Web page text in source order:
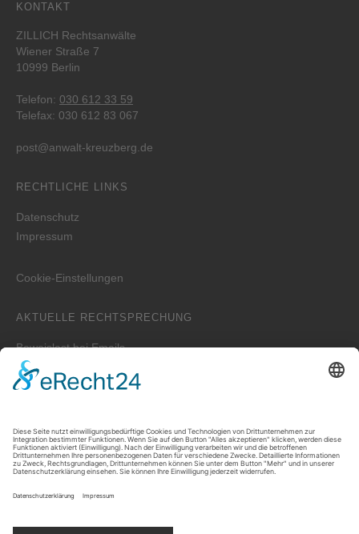
KONTAKT
ZILLICH Rechtsanwälte
Wiener Straße 7
10999 Berlin
Telefon: 030 612 33 59
Telefax: 030 612 83 067
post@anwalt-kreuzberg.de
RECHTLICHE LINKS
Datenschutz
Impressum
Cookie-Einstellungen
AKTUELLE RECHTSPRECHUNG
Beweislast bei Emails
Wer ist zuständig für die Erstellung der WEG-Jahresabrechnung
bei einem Verwalterwechsel zum Jahreswechsel?
Welche Auskünfte kann der Vermieter verlangen, wenn der
Mieter untervermieten will?